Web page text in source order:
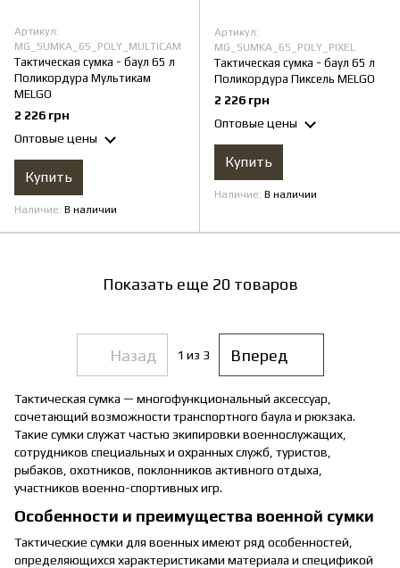
Тактическая сумка — многофункциональный аксессуар,
сочетающий возможности транспортного баула и рюкзака.
Такие сумки служат частью экипировки военнослужащих,
сотрудников специальных и охранных служб, туристов,
рыбаков, охотников, поклонников активного отдыха,
участников военно-спортивных игр.
Особенности и преимущества военной сумки
Тактические сумки для военных имеют ряд особенностей,
определяющихся характеристиками материала и спецификой
Артикул:
MG_SUMKA_65_POLY_MULTICAM
Тактическая сумка - баул 65 л
Поликордура Мультикам
MELGO
2 226 грн
Оптовые цены
Купить
Наличие В наличии
Артикул:
MG_SUMKA_65_POLY_PIXEL
Тактическая сумка - баул 65 л
Поликордура Пиксель MELGO
2 226 грн
Оптовые цены
Купить
Наличие В наличии
Показать еще 20 товаров
Назад 1 из 3 Вперед